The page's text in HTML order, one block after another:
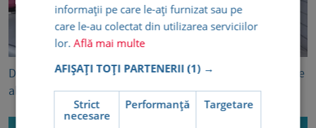
Dr. Cătuți Claudia Romina, medic specialist Psihiatrie, se
alătura echipei Medsana
informații pe care le-ați furnizat sau pe
care le-au colectat din utilizarea serviciilor
lor.Află mai multe
AFIȘAȚI TOȚI PARTENERII(1) →
Strict
necesare
Performanță Targetare